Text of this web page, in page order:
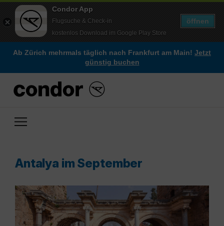
Condor App
Flugsuche & Check-in
kostenlos Download im Google Play Store
öffnen
Ab Zürich mehrmals täglich nach Frankfurt am Main! Jetzt
günstig buchen
Antalya im September